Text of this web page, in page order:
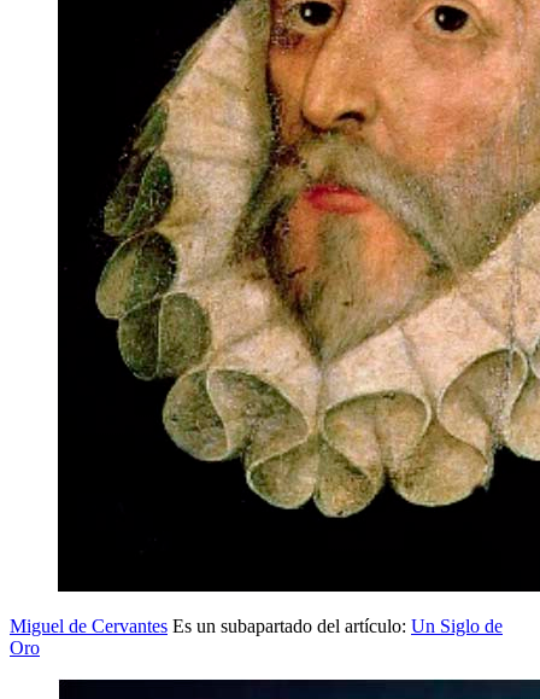
Miguel de Cervantes Es un subapartado del artículo: Un Siglo de
Oro